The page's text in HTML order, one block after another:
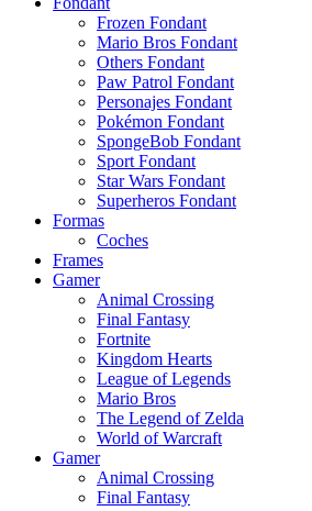
Frozen Fondant
Mario Bros Fondant
Others Fondant
Paw Patrol Fondant
Personajes Fondant
Pokémon Fondant
SpongeBob Fondant
Sport Fondant
Star Wars Fondant
Superheros Fondant
Formas
Coches
Frames
Gamer
Animal Crossing
Final Fantasy
Fortnite
Kingdom Hearts
League of Legends
Mario Bros
The Legend of Zelda
World of Warcraft
Gamer
Animal Crossing
Final Fantasy